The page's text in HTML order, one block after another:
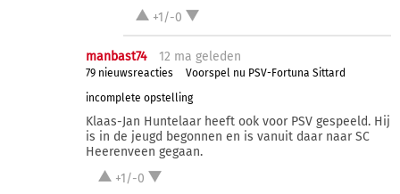
+1/-0
manbast74 12 ma geleden
79 nieuwsreacties
Voorspel nu PSV-Fortuna Sittard
incomplete opstelling
Klaas-Jan Huntelaar heeft ook voor PSV gespeeld. Hij
is in de jeugd begonnen en is vanuit daar naar SC
Heerenveen gegaan.
+1/-0